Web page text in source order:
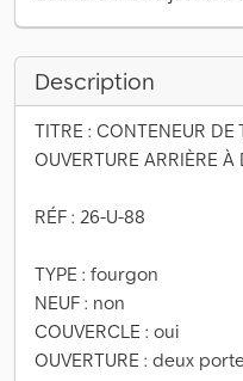
Description
TITRE : CONTENEUR DE
OUVERTURE ARRIÈRE
RÉF : 26-U-88
TYPE : fourgon
NEUF : non
COUVERCLE : oui
OUVERTURE : deux